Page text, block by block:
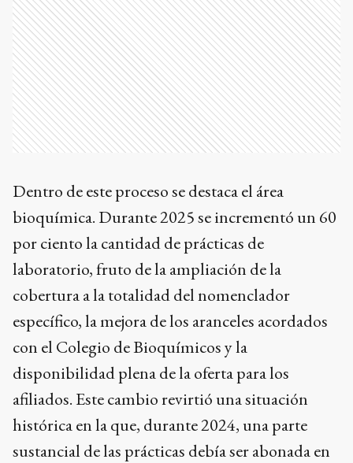
Dentro de este proceso se destaca el área
bioquímica. Durante 2025 se incrementó un 60
por ciento la cantidad de prácticas de
laboratorio, fruto de la ampliación de la
cobertura a la totalidad del nomenclador
específico, la mejora de los aranceles acordados
con el Colegio de Bioquímicos y la
disponibilidad plena de la oferta para los
afiliados. Este cambio revirtió una situación
histórica en la que, durante 2024, una parte
sustancial de las prácticas debía ser abonada en